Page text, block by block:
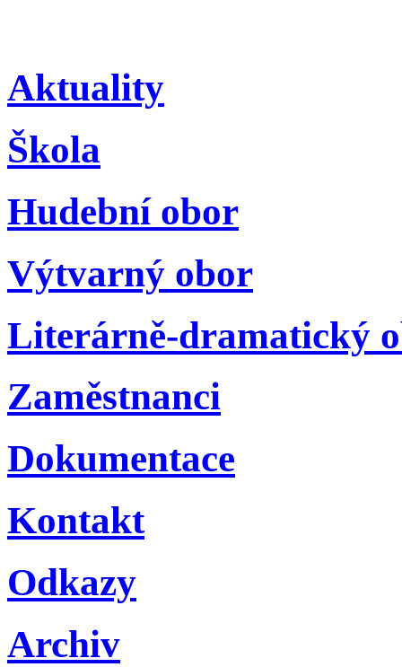
Aktuality
Škola
Hudební obor
Výtvarný obor
Literárně-dramatický
Zaměstnanci
Dokumentace
Kontakt
Odkazy
Archiv